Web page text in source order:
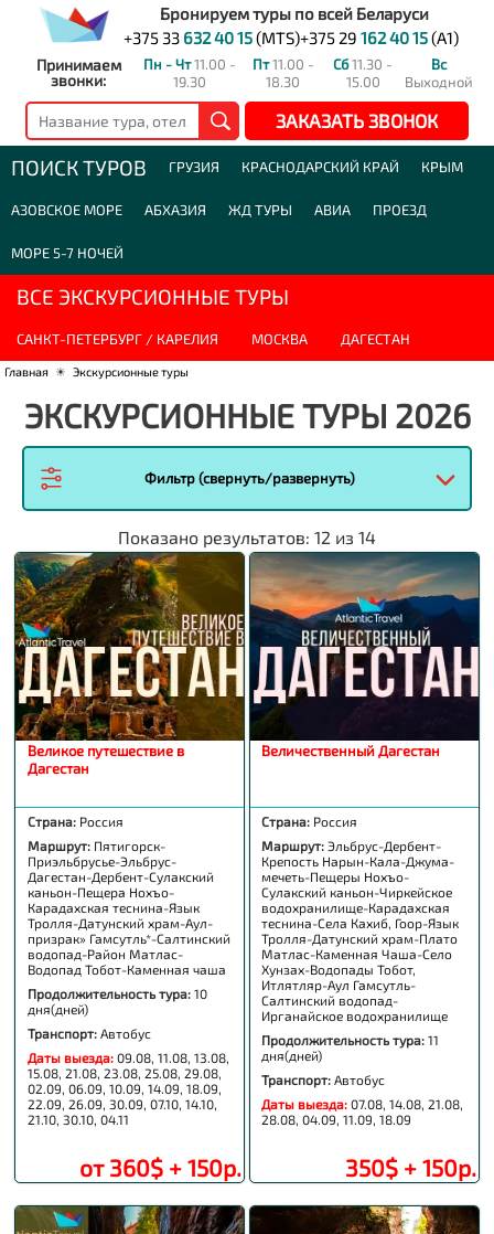
Бронируем туры по всей Беларуси
+375 33 632 40 15(MTS)+375 29 162 40 15(A1)
Принимаем
звонки:
Пн - Чт11.00 -
19.30
Пт11.00 -
18.30
Сб11.30 -
15.00
Вс
Выходной
ЗАКАЗАТЬ ЗВОНОК
ПОИСК ТУРОВ ГРУЗИЯ КРАСНОДАРСКИЙ КРАЙ КРЫМ
АЗОВСКОЕ МОРЕ АБХАЗИЯ ЖД ТУРЫ АВИА ПРОЕЗД
МОРЕ 5-7 НОЧЕЙ
ВСЕ ЭКСКУРСИОННЫЕ ТУРЫ
САНКТ-ПЕТЕРБУРГ / КАРЕЛИЯ МОСКВА ДАГЕСТАН
Главная ☀ Экскурсионные туры
ЭКСКУРСИОННЫЕ ТУРЫ 2026
Фильтр (свернуть/развернуть)
Показано результатов: 12 из 14
Великое путешествие в
Дагестан
Страна: Россия
Маршрут: Пятигорск-
Приэльбрусье-Эльбрус-
Дагестан-Дербент-Сулакский
каньон-Пещера Нохъо-
Карадахская теснина-Язык
Тролля-Датунский храм-Аул-
призрак» Гамсутль*-Салтинский
водопад-Район Матлас-
Водопад Тобот-Каменная чаша
Продолжительность тура: 10
дня(дней)
Транспорт: Автобус
Даты выезда: 09.08, 11.08, 13.08,
15.08, 21.08, 23.08, 25.08, 29.08,
02.09, 06.09, 10.09, 14.09, 18.09,
22.09, 26.09, 30.09, 07.10, 14.10,
21.10, 30.10, 04.11
от 360$ + 150р.
Величественный Дагестан
Страна: Россия
Маршрут:Эльбрус-Дербент-
Крепость Нарын-Кала-Джума-
мечеть-Пещеры Нохъо-
Сулакский каньон-Чиркейское
водохранилище-Карадахская
теснина-Села Кахиб, Гоор-Язык
Тролля-Датунский храм-Плато
Матлас-Каменная Чаша-Село
Хунзах-Водопады Тобот,
Итлятляр-Аул Гамсутль-
Салтинский водопад-
Ирганайское водохранилище
Продолжительность тура:11
дня(дней)
Транспорт:Автобус
Даты выезда:07.08, 14.08, 21.08,
28.08, 04.09, 11.09, 18.09
350$ + 150р.